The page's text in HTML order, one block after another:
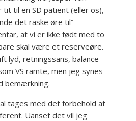
til en SD patient (eller os),
det raske øre til”
at vi er ikke født med to
skal være et reserveøre.
lyd, retningssans, balance
VS ramte, men jeg synes
bemærkning.
tages med det forbehold at
Uanset det vil jeg